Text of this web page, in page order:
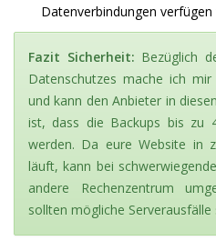
Datenverbindungen verfügen
Fazit Sicherheit: Bezüglich
Datenschutzes mache ich
und kann den Anbieter in
ist, dass die Backups bis zu
werden. Da eure Website in
läuft, kann bei
andere Rechenzentrum
sollten mögliche